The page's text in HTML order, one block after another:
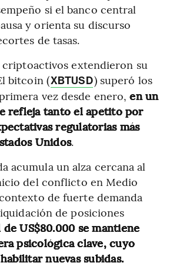
si el banco central
y orienta su discurso
de tasas.
criptoactivos extendieron su
bitcoin (XBTUSD) superó los
vez desde enero,en un
refleja tanto el apetito por
regulatorias más
Unidos.
acumula un alza cercana al
del conflicto en Medio
de fuerte demanda
de posiciones
de US$80.000 se mantiene
psicológica clave, cuyo
nuevas subidas.